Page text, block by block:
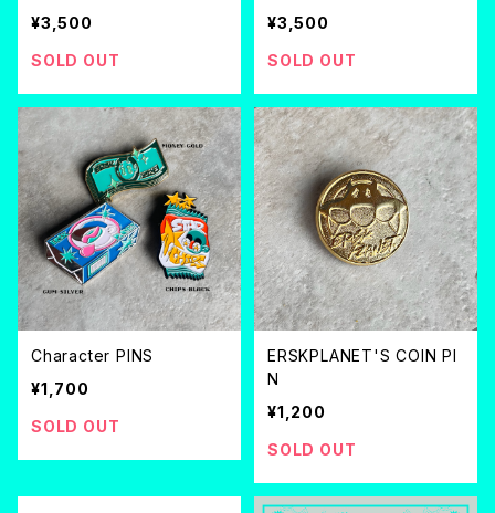
¥3,500
SOLD OUT
¥3,500
SOLD OUT
Character PINS
¥1,700
SOLD OUT
ERSKPLANET'S COIN PI
N
¥1,200
SOLD OUT